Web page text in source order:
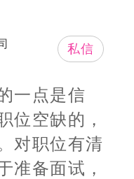
私信
一点是信
位空缺的，
对职位有清
准备面试，